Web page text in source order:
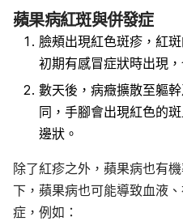
蘋果病紅斑與併發症
臉頰出現紅色斑疹，紅
初期有感冒症狀時出現
數天後，病癥擴散至軀
同，手腳會出現紅色的
邊狀。
除了紅疹之外，蘋果病也有
下，蘋果病也可能導致血液
症，例如：